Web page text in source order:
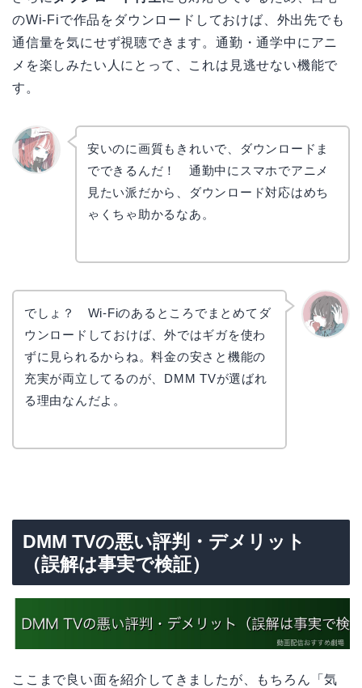
のWi-Fiで作品をダウンロードしておけば、外出先でも
通信量を気にせず視聴できます。通勤・通学中にアニ
メを楽しみたい人にとって、これは見逃せない機能で
す。
安いのに画質もきれいで、ダウンロードま
でできるんだ！ 通勤中にスマホでアニメ
見たい派だから、ダウンロード対応はめち
ゃくちゃ助かるなあ。
でしょ？ Wi-Fiのあるところでまとめてダ
ウンロードしておけば、外ではギガを使わ
ずに見られるからね。料金の安さと機能の
充実が両立してるのが、DMM TVが選ばれ
る理由なんだよ。
DMM TVの悪い評判・デメリット
（誤解は事実で検証）
ここまで良い面を紹介してきましたが、もちろん「気